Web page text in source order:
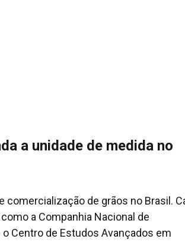
a unidade de medida no
comercialização de grãos no Brasil.
a Companhia Nacional de
Centro de Estudos Avançados em